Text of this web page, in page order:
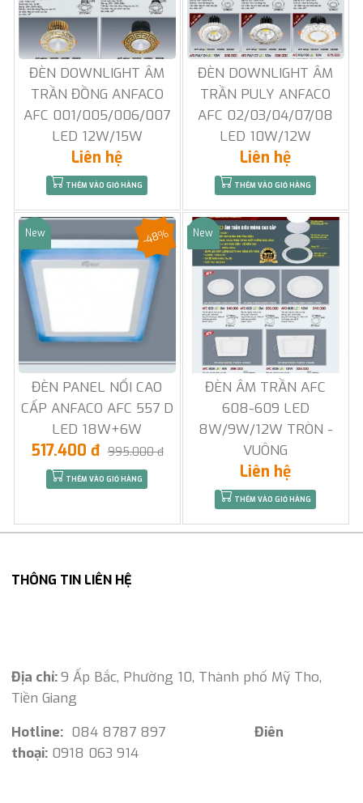
ĐÈN DOWNLIGHT ÂM
TRẦN ĐỒNG ANFACO
AFC 001/005/006/007
LED 12W/15W
Liên hệ
THÊM VÀO GIỎ HÀNG
ĐÈN DOWNLIGHT ÂM
TRẦN PULY ANFACO
AFC 02/03/04/07/08
LED 10W/12W
Liên hệ
THÊM VÀO GIỎ HÀNG
Sale
New
ĐÈN PANEL NỔI CAO
CẤP ANFACO AFC 557 D
LED 18W+6W
-48%
517.400 đ 995.000 đ
THÊM VÀO GIỎ HÀNG
Sale
New
ĐÈN ÂM TRẦN AFC
608-609 LED
8W/9W/12W TRÒN -
VUÔNG
Liên hệ
THÊM VÀO GIỎ HÀNG
THÔNG TIN LIÊN HỆ
Địa chỉ:9 Ấp Bắc, Phường 10, Thành phố Mỹ Tho,
Tiền Giang
Hotline: 084 8787 897 Điên
thoại: 0918 063 914